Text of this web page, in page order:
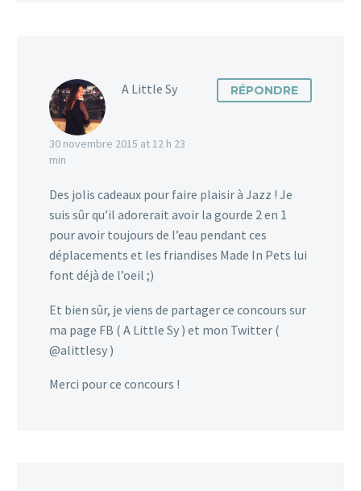
A Little Sy
30 novembre 2015 at 12 h 23
min
RÉPONDRE
Des jolis cadeaux pour faire plaisir à Jazz ! Je
suis sûr qu’il adorerait avoir la gourde 2 en 1
pour avoir toujours de l’eau pendant ces
déplacements et les friandises Made In Pets lui
font déjà de l’oeil ;)
Et bien sûr, je viens de partager ce concours sur
ma page FB ( A Little Sy ) et mon Twitter (
@alittlesy )
Merci pour ce concours !